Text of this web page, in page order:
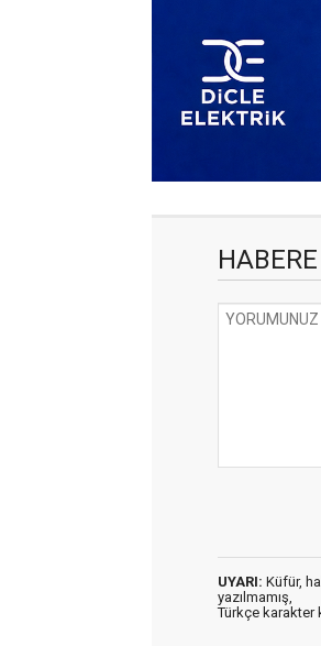
HABERE
UYARI: Küfür,
yazılmamış,
Türkçe karakter